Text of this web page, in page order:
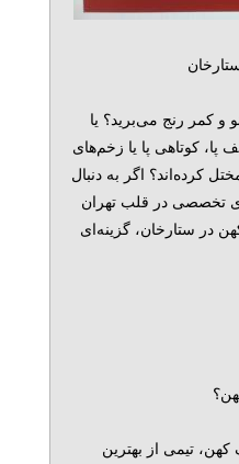
و کمر رنج می‌برید؟ یا
پا، کوتاهی پا یا زخم‌های
کرده‌اند؟ اگر به دنبال
تخصصی در قلب تهران
در ستارخان، گزینه‌ای
تیمی از بهترین